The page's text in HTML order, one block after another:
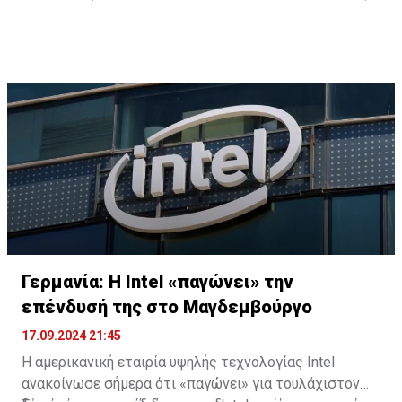
Γερμανία: Η Intel «παγώνει» την
επένδυσή της στο Μαγδεμβούργο
17.09.2024 21:45
Η αμερικανική εταιρία υψηλής τεχνολογίας Intel
ανακοίνωσε σήμερα ότι «παγώνει» για τουλάχιστον